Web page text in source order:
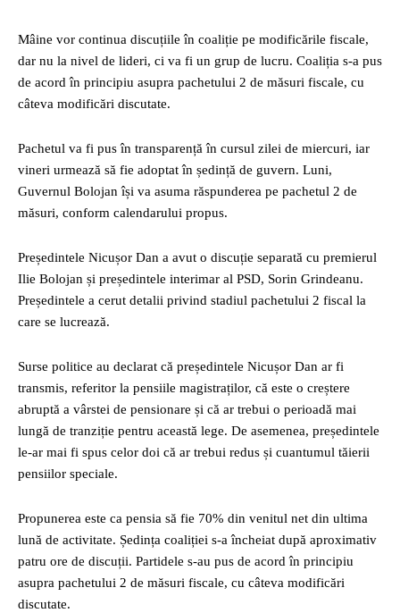
Mâine vor continua discuțiile în coaliție pe modificările fiscale,
dar nu la nivel de lideri, ci va fi un grup de lucru. Coaliția s-a pus
de acord în principiu asupra pachetului 2 de măsuri fiscale, cu
câteva modificări discutate.
Pachetul va fi pus în transparență în cursul zilei de miercuri, iar
vineri urmează să fie adoptat în ședință de guvern. Luni,
Guvernul Bolojan își va asuma răspunderea pe pachetul 2 de
măsuri, conform calendarului propus.
Președintele Nicușor Dan a avut o discuție separată cu premierul
Ilie Bolojan și președintele interimar al PSD, Sorin Grindeanu.
Președintele a cerut detalii privind stadiul pachetului 2 fiscal la
care se lucrează.
Surse politice au declarat că președintele Nicușor Dan ar fi
transmis, referitor la pensiile magistraților, că este o creștere
abruptă a vârstei de pensionare și că ar trebui o perioadă mai
lungă de tranziție pentru această lege. De asemenea, președintele
le-ar mai fi spus celor doi că ar trebui redus și cuantumul tăierii
pensiilor speciale.
Propunerea este ca pensia să fie 70% din venitul net din ultima
lună de activitate. Ședința coaliției s-a încheiat după aproximativ
patru ore de discuții. Partidele s-au pus de acord în principiu
asupra pachetului 2 de măsuri fiscale, cu câteva modificări
discutate.